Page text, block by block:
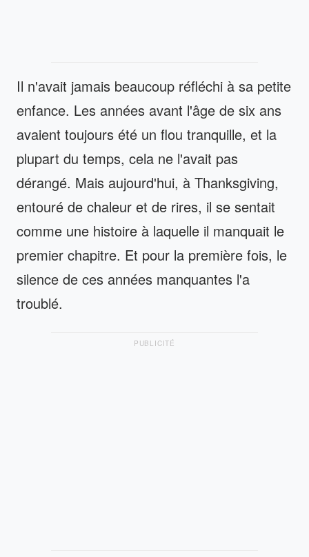
Il n'avait jamais beaucoup réfléchi à sa petite
enfance. Les années avant l'âge de six ans
avaient toujours été un flou tranquille, et la
plupart du temps, cela ne l'avait pas
dérangé. Mais aujourd'hui, à Thanksgiving,
entouré de chaleur et de rires, il se sentait
comme une histoire à laquelle il manquait le
premier chapitre. Et pour la première fois, le
silence de ces années manquantes l'a
troublé.
PUBLICITÉ